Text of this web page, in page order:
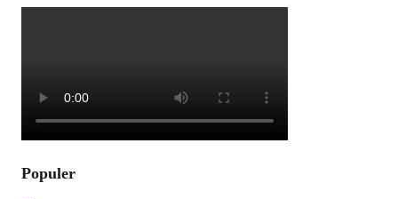
Populer